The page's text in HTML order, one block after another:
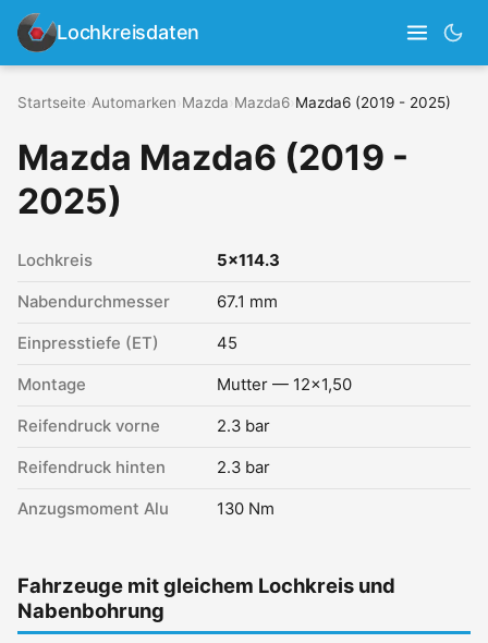
Lochkreisdaten
Startseite Automarken Mazda Mazda6 Mazda6 (2019 - 2025)
Mazda Mazda6 (2019 -
2025)
Lochkreis 5x114.3
Nabendurchmesser 67.1 mm
Einpresstiefe (ET) 45
Montage Mutter — 12x1,50
Reifendruck vorne 2.3 bar
Reifendruck hinten 2.3 bar
Anzugsmoment Alu 130 Nm
Fahrzeuge mit gleichem Lochkreis und
Nabenbohrung